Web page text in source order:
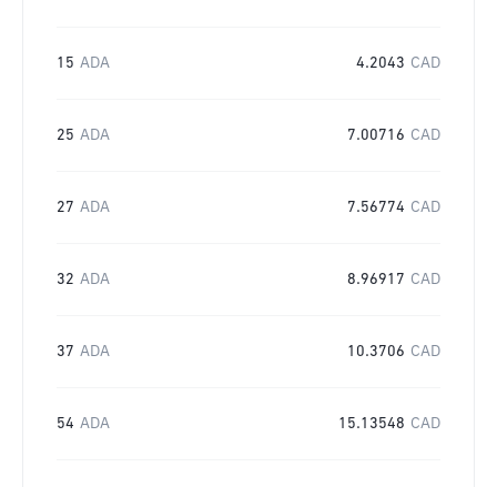
15 ADA 4.2043 CAD
25 ADA 7.00716 CAD
27 ADA 7.56774 CAD
32 ADA 8.96917 CAD
37 ADA 10.3706 CAD
54 ADA 15.13548 CAD